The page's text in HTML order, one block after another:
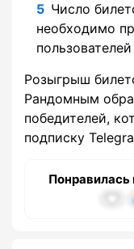
Число
необходимо
Розыгрыш
Рандомным
победителей,
подписку